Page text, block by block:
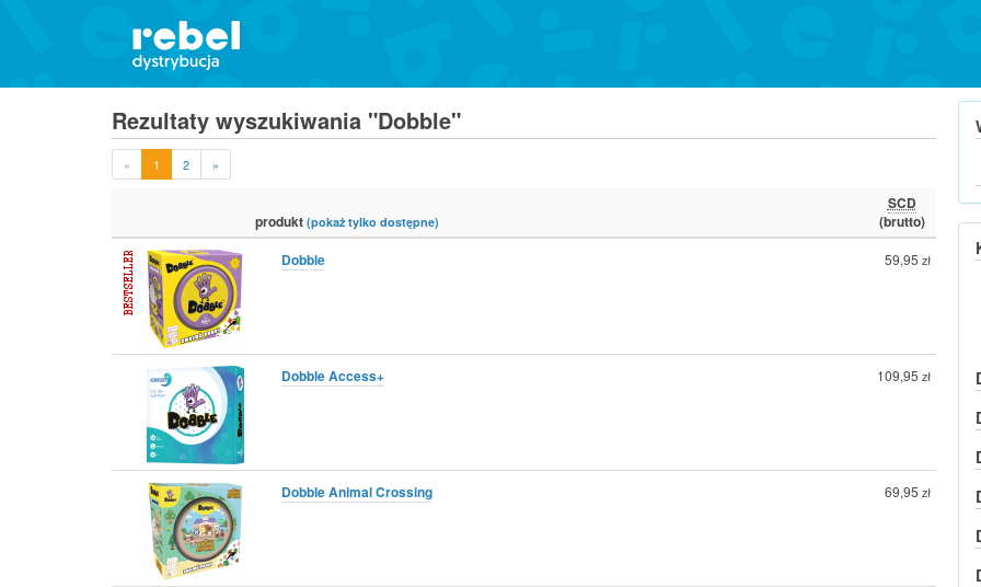
Rezultaty wyszukiwania "Dobble"
« 1 2 »
produkt (pokaż tylko dostępne)
SCD
(brutto)
Dobble
59,95 zł
Dobble Access+ 109,95 zł
Dobble Animal Crossing 69,95 zł